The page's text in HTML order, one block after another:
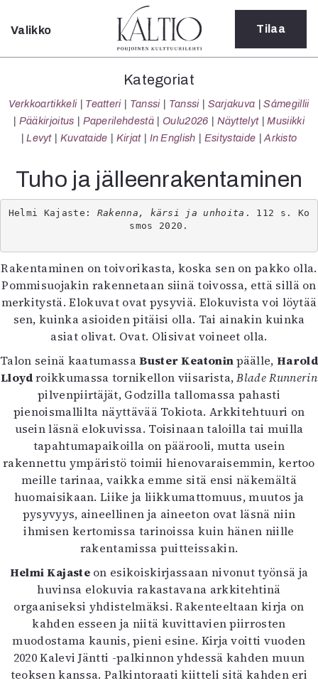
Sulje
Kategoriat
Verkkoartikkeli
Teatteri
Tanssi
Sarjakuva
Sámegillii
Pääkirjoitus
Paperilehdestä
Näyttelyt
Musiikki
Levyt
Kuvataide
Kirjat
In English
Esitystaide
Arkisto
Lehdet
4/2026
2–3/2026
1/2026
6/2025
5/2025 saame
5/2025
Lehtiarkisto
Info
Tilaus ja irtonumerot
Yhteistyössä
Toimitus
Mediatiedot
Kaltio ry
Valikko Tilaa
Kategoriat
Verkkoartikkeli Teatteri Tanssi Tanssi Sarjakuva
Sámegillii
Pääkirjoitus
Paperilehdestä Oulu2026 Näyttelyt
Musiikki
Levyt
Kuvataide Kirjat In English Esitystaide Arkisto
Tuho ja jälleenrakentaminen
Helmi Kajaste: Rakenna, kärsi ja unhoita . 112 s. Ko
smos 2020.
Rakentaminen on toivorikasta, koska sen on pakko olla.
Pommisuojakin rakennetaan siinä toivossa, että sillä on
merkitystä. Elokuvat ovat pysyviä. Elokuvista voi löytää
sen, kuinka asioiden pitäisi olla. Tai ainakin kuinka
asiat olivat. Ovat. Olisivat voineet olla.
Talon seinä kaatumassaBuster Keatoninpäälle,Harold
Lloydroikkumassa tornikellon viisarista,Blade Runnerin
pilvenpiirtäjät, Godzilla tallomassa pahasti
pienoismallilta näyttävää Tokiota. Arkkitehtuuri on
usein läsnä elokuvissa. Toisinaan taloilla tai muilla
tapahtumapaikoilla on päärooli, mutta usein
rakennettu ympäristö toimii hienovaraisemmin, kertoo
meille tarinaa, vaikka emme sitä ensi näkemältä
huomaisikaan. Liike ja liikkumattomuus, muutos ja
pysyvyys, aineellinen ja aineeton ovat läsnä niin
ihmisen kertomissa tarinoissa kuin hänen niille
rakentamissa puitteissakin.
Helmi Kajasteon esikoiskirjassaan nivonut työnsä ja
huvinsa elokuvia rakastavana arkkitehtinä
orgaaniseksi yhdistelmäksi. Rakenteeltaan kirja on
kahden esseen ja niitä kuvittavien piirrosten
muodostama kaunis, pieni esine. Kirja voitti vuoden
2020 Kalevi Jäntti -palkinnon yhdessä kahden muun
teoksen kanssa. Palkintoraati kiitteli sitä kahden eri